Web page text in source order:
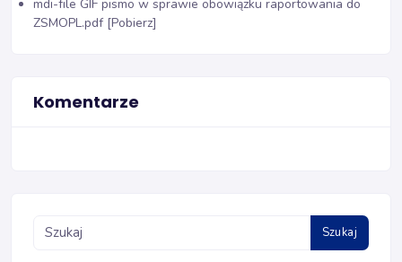
mdi-file GIF pismo w sprawie obowiązku raportowania do
ZSMOPL.pdf [Pobierz]
Komentarze
Szukaj